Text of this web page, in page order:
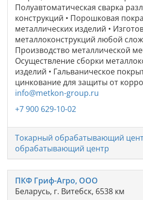
Полуавтоматическая сварка
конструкций • Порошковая
металлических изделий •
металлоконструкций любой
Производство металлической
Осуществление сборки
изделий • Гальваническое
цинкование для защиты от
info@metkon-group.ru
+7 900 629-10-02
Токарный обрабатывающий
обрабатывающий центр
ПКФ Гриф-Агро, ООО
Беларусь, г. Витебск, 6538 км